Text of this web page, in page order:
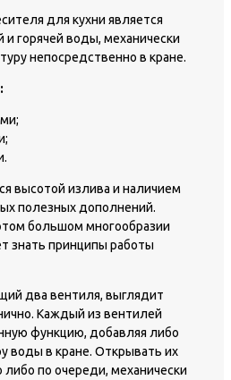
для кухни является
горячей воды, механически
непосредственно в кране.
высотой излива и наличием
полезных дополнений.
большом многообразии
знать принципы работы
два вентиля, выглядит
Каждый из вентилей
функцию, добавляя либо
воды в кране. Открывать их
по очереди, механически